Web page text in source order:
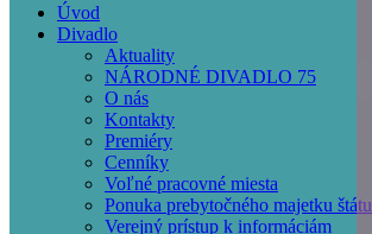
Úvod
Divadlo
Aktuality
NÁRODNÉ DIVADLO 75
O nás
Kontakty
Premiéry
Cenníky
Voľné pracovné miesta
Ponuka prebytočného majetku štátu
Verejný prístup k informáciám